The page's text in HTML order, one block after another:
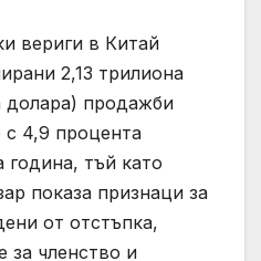
вериги в Китай
2,13 трилиона
продажби
с 4,9 процента
тъй като
показа признаци за
от отстъпка,
за членство и